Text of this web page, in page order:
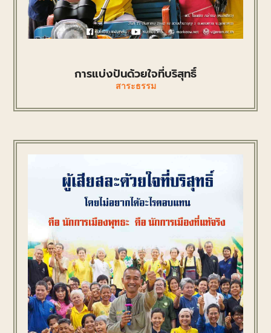
การแบ่งปันด้วยใจที่บริสุทธิ์
สาระธรรม